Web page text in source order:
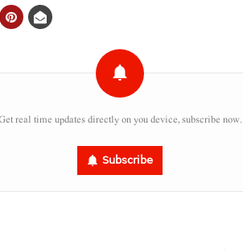
real time updates directly on you device, subscribe now.
Subscribe